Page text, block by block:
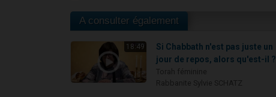
A consulter également
18:49
Si Chabbath n'est pas juste un
jour de repos, alors qu'est-il ?